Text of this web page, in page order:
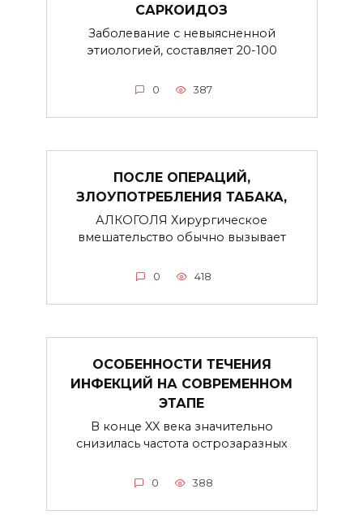
САРКОИДОЗ
Заболевание с невыясненной
этиологией, составляет 20-100
0 387
ПОСЛЕ ОПЕРАЦИЙ,
ЗЛОУПОТРЕБЛЕНИЯ ТАБАКА,
АЛКОГОЛЯ Хирургическое
вмешательство обычно вызывает
0 418
ОСОБЕННОСТИ ТЕЧЕНИЯ
ИНФЕКЦИЙ НА СОВРЕМЕННОМ
ЭТАПЕ
В конце XX века значительно
снизилась частота острозаразных
0 388